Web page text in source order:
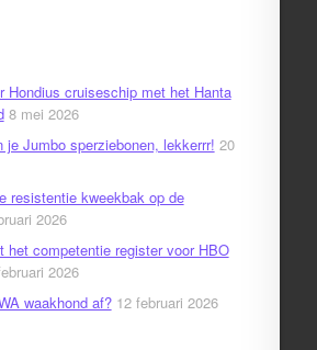
Hondius cruiseschip met het Hanta
8 mei 2026
je Jumbo sperziebonen, lekkerrr! 20
resistentie kweekbak op de
2026
het competentie register voor HBO
2026
waakhond af? 12 februari 2026